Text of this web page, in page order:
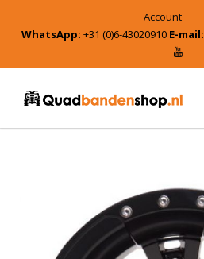
Account
WhatsApp: +31 (0)6-43020910 E-mail: